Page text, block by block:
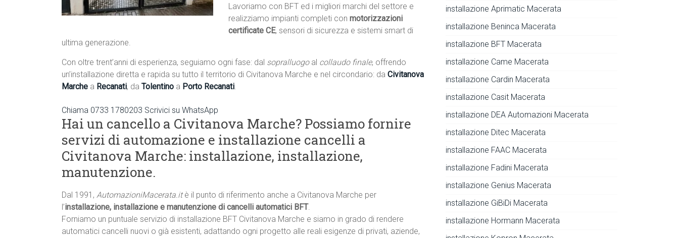
Lavoriamo con BFT ed i migliori marchi del settore e
realizziamo impianti completi con motorizzazioni
certificate CE, sensori di sicurezza e sistemi smart di
ultima generazione.
Con oltre trent’anni di esperienza, seguiamo ogni fase: dal sopralluogo al collaudo finale, offrendo
un’installazione diretta e rapida su tutto il territorio di Civitanova Marche e nel circondario: da Civitanova
Marche a Recanati, da Tolentino a Porto Recanati.
Chiama 0733 1780203 Scrivici su WhatsApp
Hai un cancello a Civitanova Marche? Possiamo fornire
servizi di automazione e installazione cancelli a
Civitanova Marche: installazione, installazione,
manutenzione.
Dal 1991, AutomazioniMacerata.itè il punto di riferimento anche a Civitanova Marche per
l’installazione, installazione e manutenzione di cancelli automatici BFT.
Forniamo un puntuale servizio di installazione BFT Civitanova Marche e siamo in grado di rendere
automatici cancelli nuovi o già esistenti, adattando ogni progetto alle reali esigenze di privati, aziende,
installazione Aprimatic Macerata
installazione Beninca Macerata
installazione BFT Macerata
installazione Came Macerata
installazione Cardin Macerata
installazione Casit Macerata
installazione DEA Automazioni Macerata
installazione Ditec Macerata
installazione FAAC Macerata
installazione Fadini Macerata
installazione Genius Macerata
installazione GiBiDi Macerata
installazione Hormann Macerata